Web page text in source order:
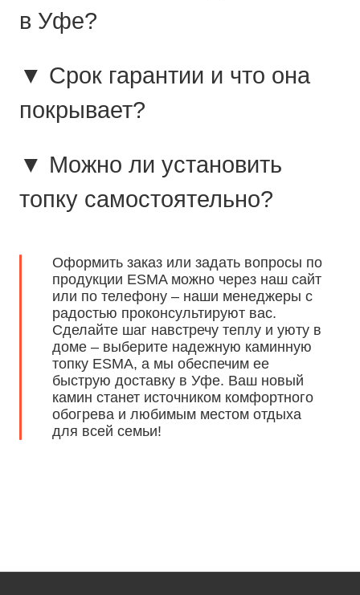
в Уфе?
▼ Срок гарантии и что она
покрывает?
▼ Можно ли установить
топку самостоятельно?
Оформить заказ или задать вопросы по
продукции ESMA можно через наш сайт
или по телефону – наши менеджеры с
радостью проконсультируют вас.
Сделайте шаг навстречу теплу и уюту в
доме – выберите надежную каминную
топку ESMA, а мы обеспечим ее
быструю доставку в Уфе. Ваш новый
камин станет источником комфортного
обогрева и любимым местом отдыха
для всей семьи!